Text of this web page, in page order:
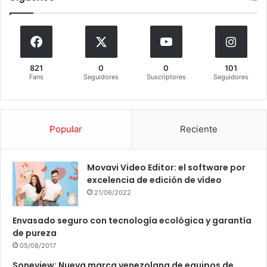
821
Fans
0
Seguidores
0
Suscriptores
101
Seguidores
Popular Reciente
Movavi Video Editor: el software por
excelencia de edición de vídeo
21/06/2022
Envasado seguro con tecnología ecológica y garantía
de pureza
05/08/2017